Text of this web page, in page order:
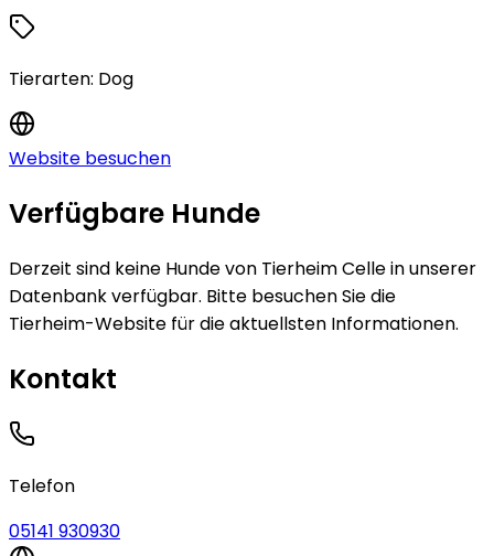
Tierarten: Dog
Website besuchen
Verfügbare Hunde
Derzeit sind keine Hundevon Tierheim Cellein unserer
Datenbank verfügbar. Bitte besuchen Sie die
Tierheim-Website für die aktuellsten Informationen.
Kontakt
Telefon
05141 930930